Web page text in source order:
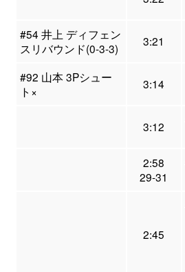
#54 井上 ディフェン
スリバウンド(0-3-3)
3:21
#92 山本 3Pシュー
ト×
3:14
3:12
2:58
29-31
2:45